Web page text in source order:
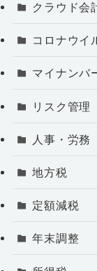
クラウド会
コロナウイ
マイナンバ
リスク管理
人事・労務
地方税
定額減税
年末調整